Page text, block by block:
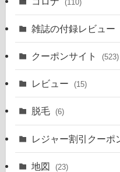
(110)
雑誌の付録レビュー
クーポンサイト (523)
レビュー (15)
脱毛 (6)
レジャー割引クーポ
地図 (23)